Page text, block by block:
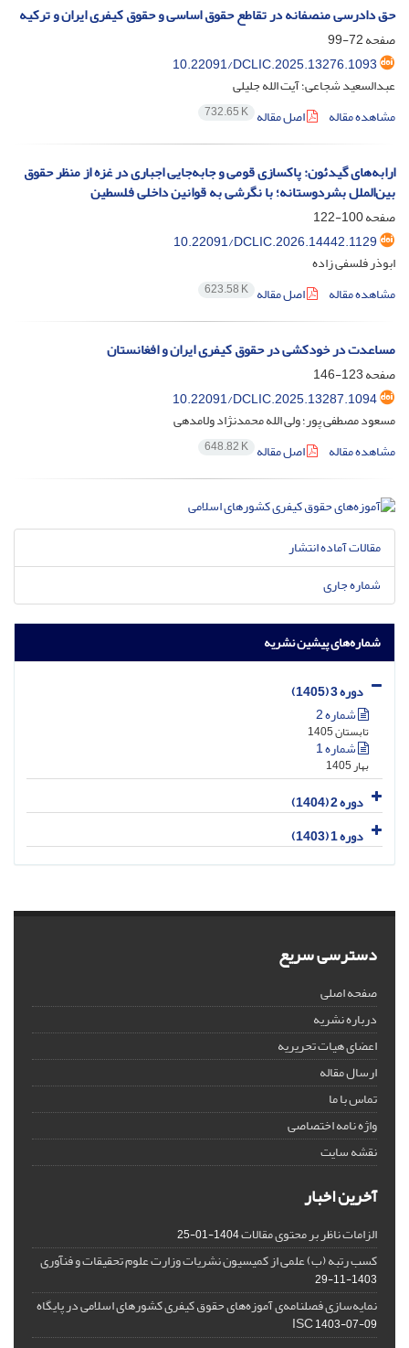
حق دادرسی منصفانه در تقاطع حقوق اساسی و حقوق کیفری ایران و ترکیه
صفحه72-99
10.22091/DCLIC.2025.13276.1093
عبدالسعید شجاعی؛ آیت الله جلیلی
مشاهده مقاله
اصل مقاله 732.65 K
ارابه‌های گیدئون: پاکسازی قومی و جابه‌جایی اجباری در غزه از منظر حقوق
بین‌الملل بشردوستانه؛ با نگرشی به قوانین داخلی فلسطین
صفحه100-122
10.22091/DCLIC.2026.14442.1129
ابوذر فلسفی زاده
مشاهده مقاله
اصل مقاله 623.58 K
مساعدت در خودکشی در حقوق کیفری ایران و افغانستان
صفحه123-146
10.22091/DCLIC.2025.13287.1094
مسعود مصطفی پور؛ ولی الله محمدنژاد ولامدهی
مشاهده مقاله
اصل مقاله 648.82 K
مقالات آماده انتشار
شماره جاری
شماره‌های پیشین نشریه
دوره 3 (1405)
شماره 2
تابستان 1405
شماره 1
بهار 1405
دوره 2 (1404)
دوره 1 (1403)
دسترسی سریع
صفحه اصلی
درباره نشریه
اعضای هیات تحریریه
ارسال مقاله
تماس با ما
واژه نامه اختصاصی
نقشه سایت
آخرین اخبار
الزامات ناظر بر محتوی مقالات1404-01-25
کسب رتبه (ب) علمی از کمیسیون نشریات وزارت علوم تحقیقات و فنآوری
1403-11-29
نمایه‌سازی فصلنامه‌ی آموزه‌های حقوق کیفری کشورهای اسلامی در پایگاه
ISC1403-07-09